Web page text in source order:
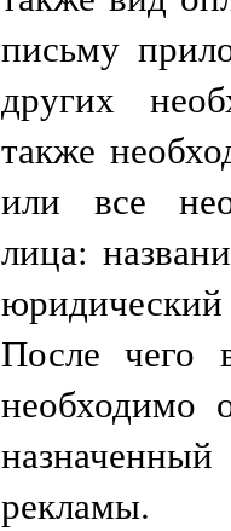
письму
других
также
или все
лица:
После чего
необходимо
рекламы.